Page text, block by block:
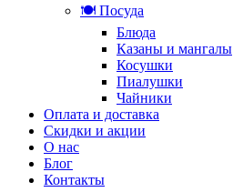
🍽️ Посуда
Блюда
Казаны и мангалы
Косушки
Пиалушки
Чайники
Оплата и доставка
Скидки и акции
О нас
Блог
Контакты